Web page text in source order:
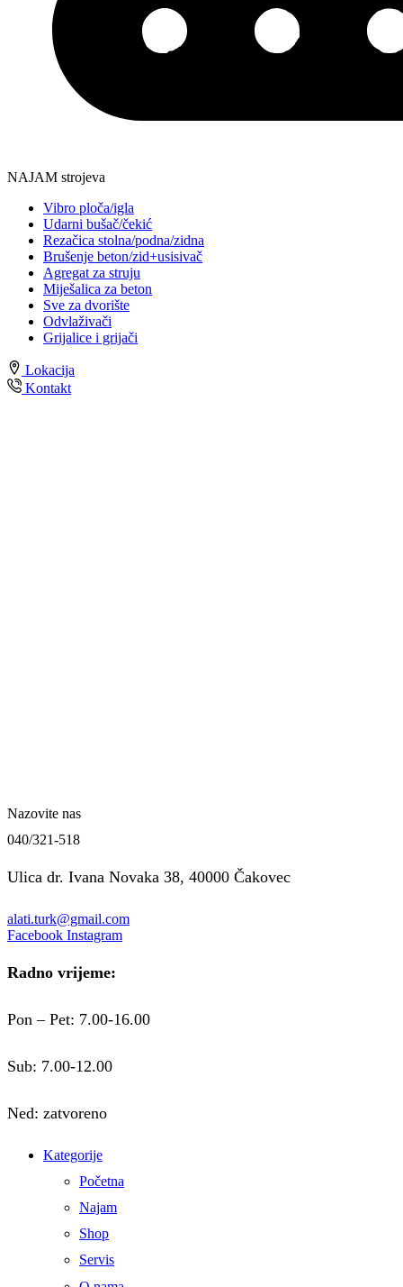
NAJAM strojeva
Vibro ploča/igla
Udarni bušač/čekić
Rezačica stolna/podna/zidna
Brušenje beton/zid+usisivač
Agregat za struju
Miješalica za beton
Sve za dvorište
Odvlaživači
Grijalice i grijači
Lokacija
Kontakt
Nazovite nas
040/321-518
Ulica dr. Ivana Novaka 38, 40000 Čakovec
alati.turk@gmail.com
Facebook Instagram
Radno vrijeme:
Pon – Pet: 7.00-16.00
Sub: 7.00-12.00
Ned: zatvoreno
Kategorije
Početna
Najam
Shop
Servis